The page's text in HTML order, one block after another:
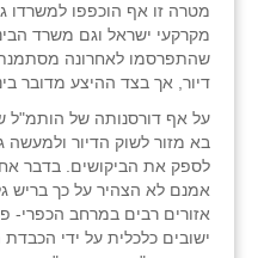
מטרה זו אף הוכפפו למשרדו
מקרקעי ישראל וגם משרד
שהתפרסמו לאחרונה
דיור, אך בצד ההיצע מדובר
על אף דורסנותה של הותמ"ל
בא מזור לשוק הדיור
לספק את הביקושים. בדבר
אמנם לא הצהיר על כך בריש
אזורים רבים במרחב
ישובים כלכלית על ידי הכבדת